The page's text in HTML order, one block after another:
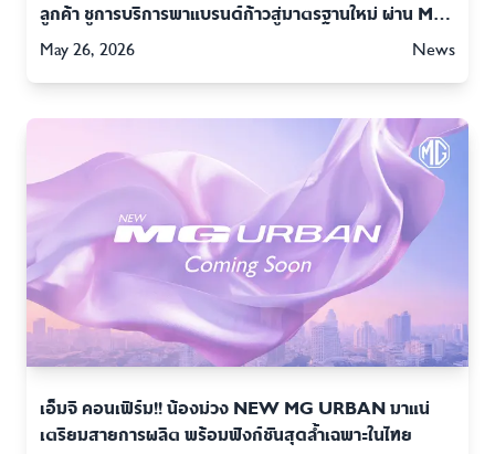
ลูกค้า ชูการบริการพาแบรนด์ก้าวสู่มาตรฐานใหม่ ผ่าน MG
SMILE
May 26, 2026 News
เอ็มจี คอนเฟิร์ม!! น้องม่วง NEW MG URBAN มาแน่
เตรียมสายการผลิต พร้อมฟังก์ชันสุดล้ำเฉพาะในไทย